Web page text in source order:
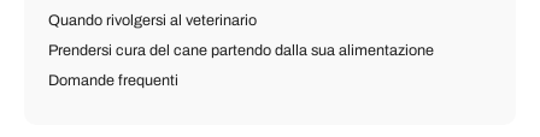
Quando rivolgersi al veterinario
Prendersi cura del cane partendo dalla sua alimentazione
Domande frequenti